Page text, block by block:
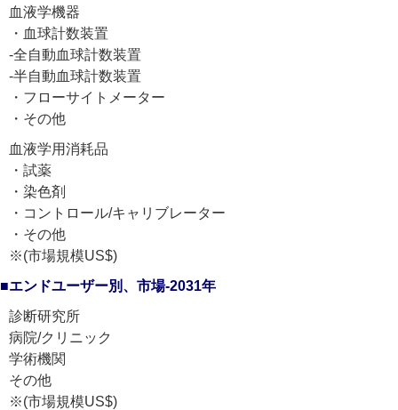
血液学機器
・血球計数装置
-全自動血球計数装置
-半自動血球計数装置
・フローサイトメーター
・その他
血液学用消耗品
・試薬
・染色剤
・コントロール/キャリブレーター
・その他
※(市場規模US$)
■エンドユーザー別、市場-2031年
診断研究所
病院/クリニック
学術機関
その他
※(市場規模US$)